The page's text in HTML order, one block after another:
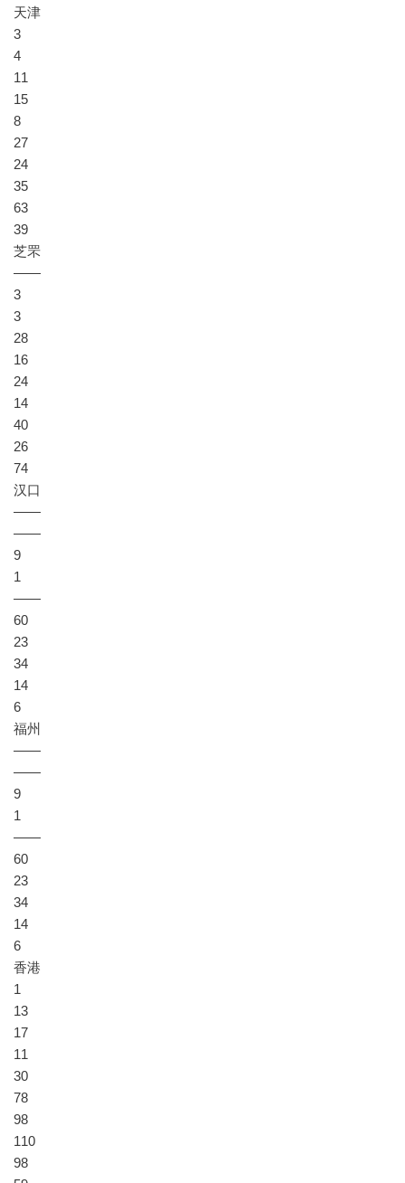
天津
3
4
11
15
8
27
24
35
63
39
芝罘
——
3
3
28
16
24
14
40
26
74
汉口
——
——
9
1
——
60
23
34
14
6
福州
——
——
9
1
——
60
23
34
14
6
香港
1
13
17
11
30
78
98
110
98